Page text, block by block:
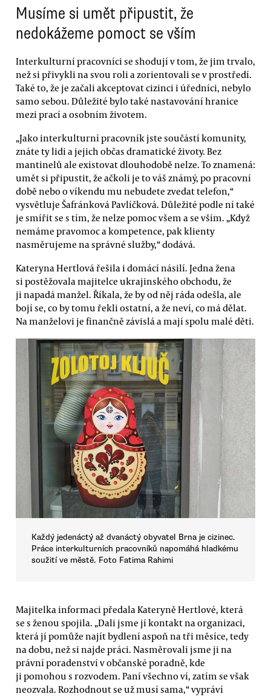
Musíme si umět připustit, že
nedokážeme pomoct se vším
Interkulturní pracovníci se shodují v tom, že jim trvalo,
než si přivykli na svou roli a zorientovali se v prostředí.
Také to, že je začali akceptovat cizinci i úředníci, nebylo
samo sebou. Důležité bylo také nastavování hranice
mezi prací a osobním životem.
„Jako interkulturní pracovník jste součástí komunity,
znáte ty lidi a jejich občas dramatické životy. Bez
mantinelů ale existovat dlouhodobě nelze. To znamená:
umět si připustit, že ačkoli je to váš známý, po pracovní
době nebo o víkendu mu nebudete zvedat telefon,“
vysvětluje Šafránková Pavlíčková. Důležité podle ní také
je smířit se s tím, že nelze pomoc všem a se vším. „Když
nemáme pravomoc a kompetence, pak klienty
nasměrujeme na správné služby,“ dodává.
Kateryna Hertlová řešila i domácí násilí. Jedna žena
si postěžovala majitelce ukrajinského obchodu, že
ji napadá manžel. Říkala, že by od něj ráda odešla, ale
bojí se, co by tomu řekli ostatní, a že neví, co má dělat.
Na manželovi je finančně závislá a mají spolu malé děti.
Každý jedenáctý až dvanáctý obyvatel Brna je cizinec.
Práce interkulturních pracovníků napomáhá hladkému
soužití ve městě. Foto Fatima Rahimi
Majitelka informaci předala Kateryně Hertlové, která
se s ženou spojila. „Dali jsme jí kontakt na organizaci,
která jí pomůže najít bydlení aspoň na tři měsíce, tedy
na dobu, než si najde práci. Nasměrovali jsme ji na
právní poradenství v občanské poradně, kde
ji pomohou s rozvodem. Paní všechno ví, zatím se však
neozvala. Rozhodnout se už musí sama,“ vypráví